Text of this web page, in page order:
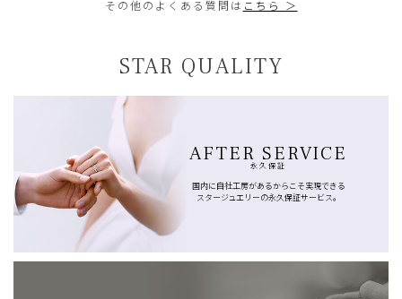
その他のよくある質問は こちら ＞
STAR QUALITY
AFTER SERVICE
永久保証
国内に自社工房があるからこそ実現できる
スタージュエリーの永久保証サービス。